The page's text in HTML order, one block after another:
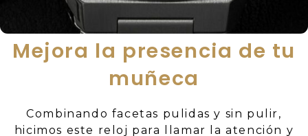
Mejora la presencia de tu
muñeca
Combinando facetas pulidas y sin pulir,
hicimos este reloj para llamar la atención y